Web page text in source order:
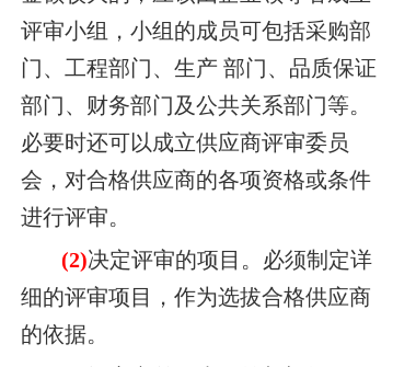
评审小组，小组的成员可包括采购部
门、工程部门、生产 部门、品质保证
部门、财务部门及公共关系部门等。
必要时还可以成立供应商评审委员
会，对合格供应商的各项资格或条件
进行评审。
(2)决定评审的项目。必须制定详
细的评审项目，作为选拔合格供应商
的依据。